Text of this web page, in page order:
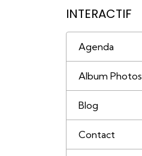
INTERACTIF
Agenda
Album Photos
Blog
Contact